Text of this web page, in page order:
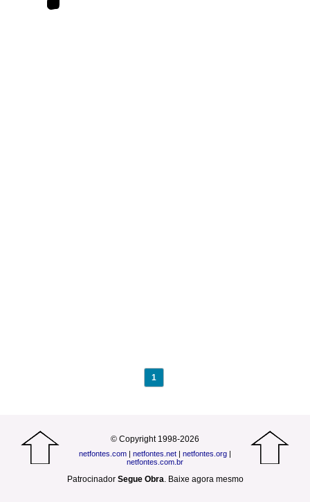
1
© Copyright 1998-2026
netfontes.com | netfontes.net | netfontes.org |
netfontes.com.br
Patrocinador Segue Obra. Baixe agora mesmo